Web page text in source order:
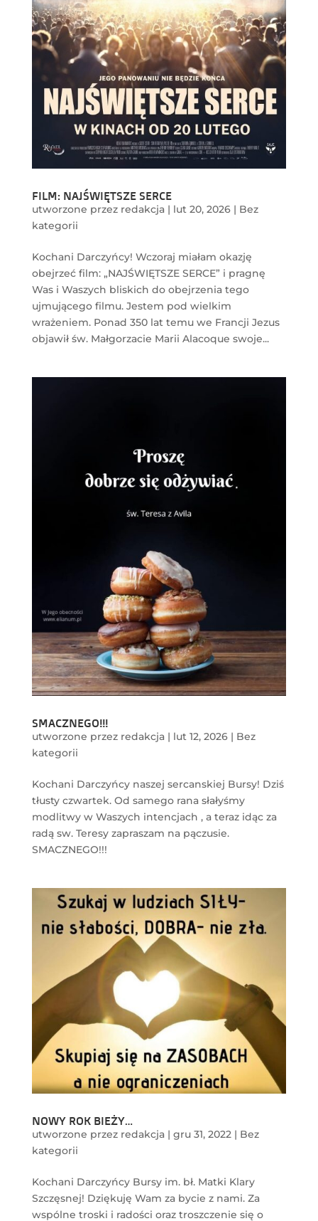
FILM: NAJŚWIĘTSZE SERCE
utworzone przez redakcja| lut 20, 2026| Bez
kategorii
Kochani Darczyńcy! Wczoraj miałam okazję
obejrzeć film: „NAJŚWIĘTSZE SERCE” i pragnę
Was i Waszych bliskich do obejrzenia tego
ujmującego filmu. Jestem pod wielkim
wrażeniem. Ponad 350 lat temu we Francji Jezus
objawił św. Małgorzacie Marii Alacoque swoje...
SMACZNEGO!!!
utworzone przez redakcja| lut 12, 2026| Bez
kategorii
Kochani Darczyńcy naszej sercanskiej Bursy! Dziś
tłusty czwartek. Od samego rana słałyśmy
modlitwy w Waszych intencjach , a teraz idąc za
radą sw. Teresy zapraszam na pączusie.
SMACZNEGO!!!
NOWY ROK BIEŻY…
utworzone przez redakcja| gru 31, 2022| Bez
kategorii
Kochani Darczyńcy Bursy im. bł. Matki Klary
Szczęsnej! Dziękuję Wam za bycie z nami. Za
wspólne troski i radości oraz troszczenie się o